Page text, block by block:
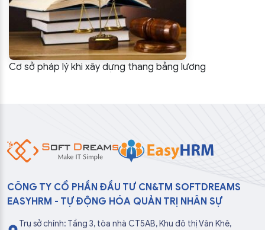
Cơ sở pháp lý khi xây dựng thang bảng lương
CÔNG TY CỔ PHẦN ĐẦU TƯ CN&TM SOFTDREAMS
EASYHRM - TỰ ĐỘNG HÓA QUẢN TRỊ NHÂN SỰ
Trụ sở chính: Tầng 3, tòa nhà CT5AB, Khu đô thị Văn Khê,